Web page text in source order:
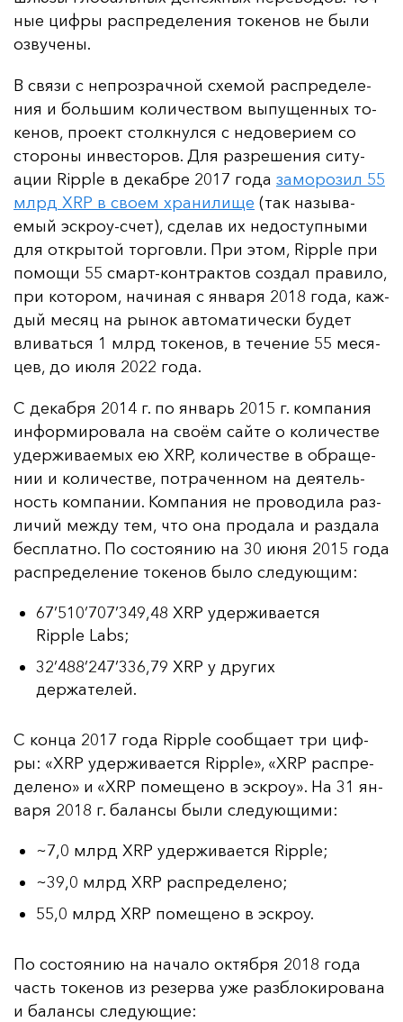
ные циф­ры рас­пре­де­ле­ния то­ке­нов не бы­ли
оз­ву­че­ны.
В свя­зи с неп­роз­рач­ной схе­мой рас­пре­де­ле­
ния и боль­шим ко­ли­чес­твом вы­пу­щен­ных то­
ке­нов, про­ект стол­кнул­ся с не­до­ве­ри­ем со
сто­ро­ны ин­вес­то­ров. Для раз­ре­ше­ния си­ту­
ации Ripple в де­каб­ре 2017 го­да за­мо­ро­зил 55
млрд XRP в сво­ем хра­ни­ли­ще (так на­зы­ва­
емый эс­кроу-счет), сде­лав их не­дос­туп­ны­ми
для от­кры­той тор­гов­ли. При этом, Ripple при
по­мо­щи 55 смарт-кон­трак­тов соз­дал пра­ви­ло,
при ко­то­ром, на­чи­ная с ян­ва­ря 2018 го­да, каж­
дый ме­сяц на ры­нок ав­то­ма­ти­чес­ки бу­дет
вли­вать­ся 1 млрд то­ке­нов, в те­че­ние 55 ме­ся­
цев, до и­юля 2022 го­да.
С де­каб­ря 2014 г. по ян­варь 2015 г. ком­па­ния
ин­фор­ми­ро­ва­ла на сво­ём сай­те о ко­ли­чес­тве
удер­жи­ва­емых ею XRP, ко­ли­чес­тве в об­ра­ще­
нии и ко­ли­чес­тве, пот­ра­чен­ном на де­ятель­
ность ком­па­нии. Ком­па­ния не про­во­ди­ла раз­
ли­чий меж­ду тем, что она про­да­ла и раз­да­ла
бес­плат­но. По сос­то­янию на 30 и­юня 2015 го­да
рас­пре­де­ле­ние то­ке­нов бы­ло сле­ду­ющим:
67’510’707’349,48 XRP удерживается
Ripple Labs;
32’488’247’336,79 XRP у других
держателей.
С кон­ца 2017 го­да Ripple со­об­ща­ет три циф­
ры: «XRP удер­жи­ва­ет­ся Ripple», «XRP рас­пре­
де­ле­но» и «XRP по­ме­ще­но в эс­кроу». На 31 ян­
ва­ря 2018 г. ба­лан­сы бы­ли сле­ду­ющи­ми:
~7,0 млрд XRP удерживается Ripple;
~39,0 млрд XRP распределено;
55,0 млрд XRP помещено в эскроу.
По сос­то­янию на на­ча­ло ок­тяб­ря 2018 го­да
часть то­ке­нов из ре­зер­ва уже раз­бло­ки­ро­ва­на
и ба­лан­сы сле­ду­ющие: